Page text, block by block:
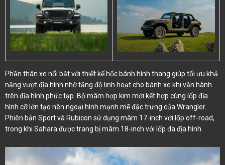
Phần thân xe nổi bật với thiết kế hốc bánh hình thang giúp tối ưu khả
năng vượt địa hình nhờ tăng độ linh hoạt cho bánh xe khi vận hành
trên địa hình phức tạp. Bộ mâm hợp kim mới kết hợp cùng lốp địa
hình cỡ lớn tạo nên ngoại hình mạnh mẽ đặc trưng của Wrangler.
Phiên bản Sport và Rubicon sử dụng mâm 17-inch với lốp off-road,
trong khi Sahara được trang bị mâm 18-inch với lốp đa địa hình.